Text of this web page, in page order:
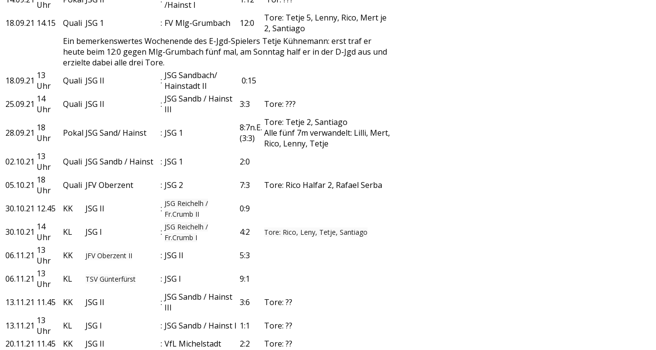
Uhr
/Hainst I
18.09.21 14.15 Quali JSG 1 : FV Mlg-Grumbach 12:0
Tore: Tetje 5, Lenny, Rico, Mert je
2, Santiago
Ein bemerkenswertes Wochenende des E-Jgd-Spielers Tetje Kühnemann: erst traf er
heute beim 12:0 gegen Mlg-Grumbach fünf mal, am Sonntag half er in der D-Jgd aus und
erzielte dabei alle drei Tore.
18.09.21 13
Uhr
Quali JSG II : JSG Sandbach/
Hainstadt II
0:15
25.09.21 14
Uhr
Quali JSG II : JSG Sandb / Hainst
III
3:3 Tore: ???
28.09.21 18
Uhr
Pokal JSG Sand/ Hainst : JSG 1
8:7n.E.
(3:3)
Tore: Tetje 2, Santiago
Alle fünf 7m verwandelt: Lilli, Mert,
Rico, Lenny, Tetje
02.10.21 13
Uhr
Quali JSG Sandb / Hainst : JSG 1 2:0
05.10.21 18
Uhr
Quali JFV Oberzent : JSG 2 7:3 Tore: Rico Halfar 2, Rafael Serba
30.10.21 12.45 KK JSG II : JSG Reichelh /
Fr.Crumb II
0:9
30.10.21 14
Uhr
KL JSG I : JSG Reichelh /
Fr.Crumb I
4:2 Tore: Rico, Leny, Tetje, Santiago
06.11.21 13
Uhr
KK JFV Oberzent II : JSG II 5:3
06.11.21 13
Uhr
KL TSV Günterfürst : JSG I 9:1
13.11.21 11.45 KK JSG II : JSG Sandb /​ Hainst
III
3:6 Tore: ??
13.11.21 13
Uhr
KL JSG I : JSG Sandb /​ Hainst I 1:1
Tore: ??
20.11.21 11.45 KK JSG II : VfL Michelstadt 2:2
Tore: ??